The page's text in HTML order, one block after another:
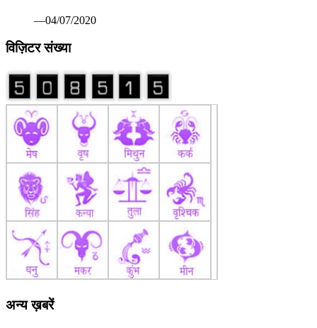
—04/07/2020
विज़िटर संख्या
अन्य ख़बरें